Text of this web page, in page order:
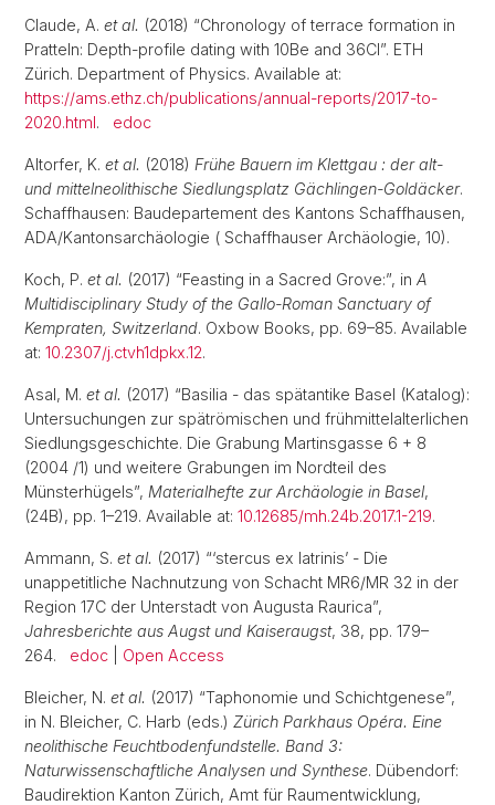
Claude, A. et al. (2018) “Chronology of terrace formation in
Pratteln: Depth-profile dating with 10Be and 36Cl”. ETH
Zürich. Department of Physics. Available at:
https://ams.ethz.ch/publications/annual-reports/2017-to-
2020.html. edoc
Altorfer, K. et al. (2018) Frühe Bauern im Klettgau : der alt-
und mittelneolithische Siedlungsplatz Gächlingen-Goldäcker.
Schaffhausen: Baudepartement des Kantons Schaffhausen,
ADA/Kantonsarchäologie ( Schaffhauser Archäologie, 10).
Koch, P. et al. (2017) “Feasting in a Sacred Grove:”, in A
Multidisciplinary Study of the Gallo-Roman Sanctuary of
Kempraten, Switzerland. Oxbow Books, pp. 69–85. Available
at: 10.2307/j.ctvh1dpkx.12.
Asal, M. et al. (2017) “Basilia - das spätantike Basel (Katalog):
Untersuchungen zur spätrömischen und frühmittelalterlichen
Siedlungsgeschichte. Die Grabung Martinsgasse 6 + 8
(2004 /1) und weitere Grabungen im Nordteil des
Münsterhügels”, Materialhefte zur Archäologie in Basel,
(24B), pp. 1–219. Available at: 10.12685/mh.24b.2017.1-219.
Ammann, S. et al. (2017) “‘stercus ex latrinis’ - Die
unappetitliche Nachnutzung von Schacht MR6/MR 32 in der
Region 17C der Unterstadt von Augusta Raurica”,
Jahresberichte aus Augst und Kaiseraugst, 38, pp. 179–
264. edoc Open Access
Bleicher, N. et al. (2017) “Taphonomie und Schichtgenese”,
in N. Bleicher, C. Harb (eds.) Zürich Parkhaus Opéra. Eine
neolithische Feuchtbodenfundstelle. Band 3:
Naturwissenschaftliche Analysen und Synthese. Dübendorf:
Baudirektion Kanton Zürich, Amt für Raumentwicklung,